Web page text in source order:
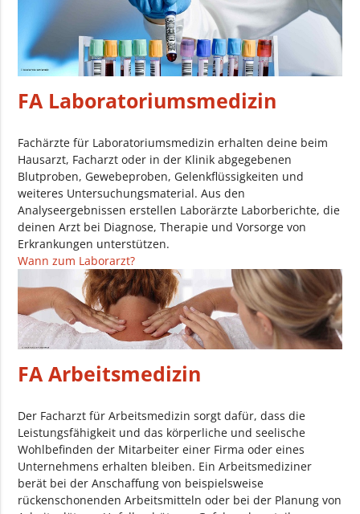
FA Laboratoriumsmedizin
Fachärzte für Laboratoriumsmedizin erhalten deine beim
Hausarzt, Facharzt oder in der Klinik abgegebenen
Blutproben, Gewebeproben, Gelenkflüssigkeiten und
weiteres Untersuchungsmaterial. Aus den
Analyseergebnissen erstellen Laborärzte Laborberichte, die
deinen Arzt bei Diagnose, Therapie und Vorsorge von
Erkrankungen unterstützen.
Wann zum Laborarzt?
FA Arbeitsmedizin
Der Facharzt für Arbeitsmedizin sorgt dafür, dass die
Leistungsfähigkeit und das körperliche und seelische
Wohlbefinden der Mitarbeiter einer Firma oder eines
Unternehmens erhalten bleiben. Ein Arbeitsmediziner
berät bei der Anschaffung von beispielsweise
rückenschonenden Arbeitsmitteln oder bei der Planung von